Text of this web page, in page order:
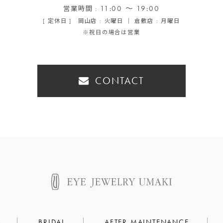
営業時間 : 11:00 ～ 19:00
[ 定休日 ] 岡山店 : 火曜日 ｜ 倉敷店 : 月曜日
※祝日の場合は営業
CONTACT